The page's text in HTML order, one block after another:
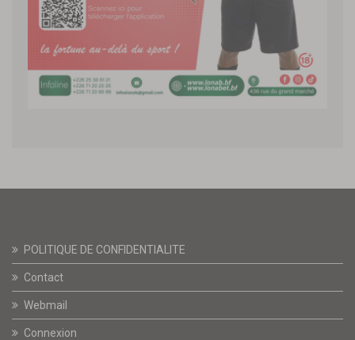
POLITIQUE DE CONFIDENTIALITE
Contact
Webmail
Connexion